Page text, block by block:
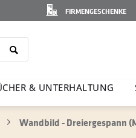
FIRMENGESCHENKE
& UNTER­HAL­TUNG
Wandbild - Dreiergespann